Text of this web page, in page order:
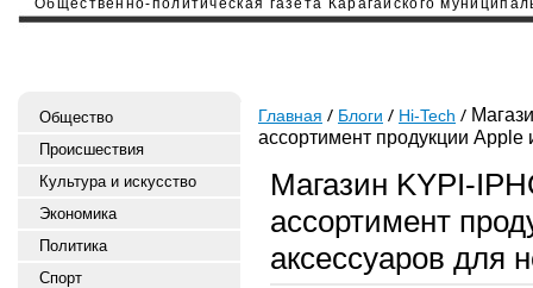
Общественно-политическая газета Карагайского
Общество
Происшествия
Культура и искусство
Экономика
Политика
Спорт
Главная Блоги Hi-Tech
ассортимент продукции Apple
Магазин KYPI-
ассортимент
аксессуаров для